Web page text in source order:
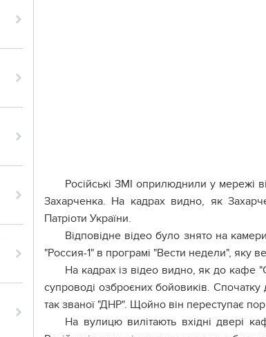
Російські ЗМІ оприлюднили у мережі
Захарченка. На кадрах видно, як
Патріоти України.
Відповідне відео було знято на
"Россия-1" в програмі "Вести недели", яку
На кадрах із відео видно, як до кафе
супроводі озброєних бойовиків.
так званої "ДНР". Щойно він переступає
На вулицю вилітають вхідні двері